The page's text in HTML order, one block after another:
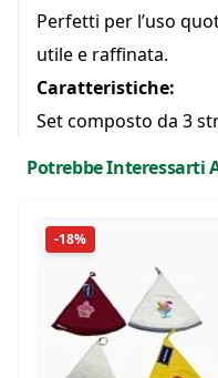
Perfetti per l’uso
utile e raffinata.
Caratteristiche:
Set composto da 3
Resistenti,
Ideali per cucina e
Qualità, funzionalità
Potrebbe Interessarti
-18%